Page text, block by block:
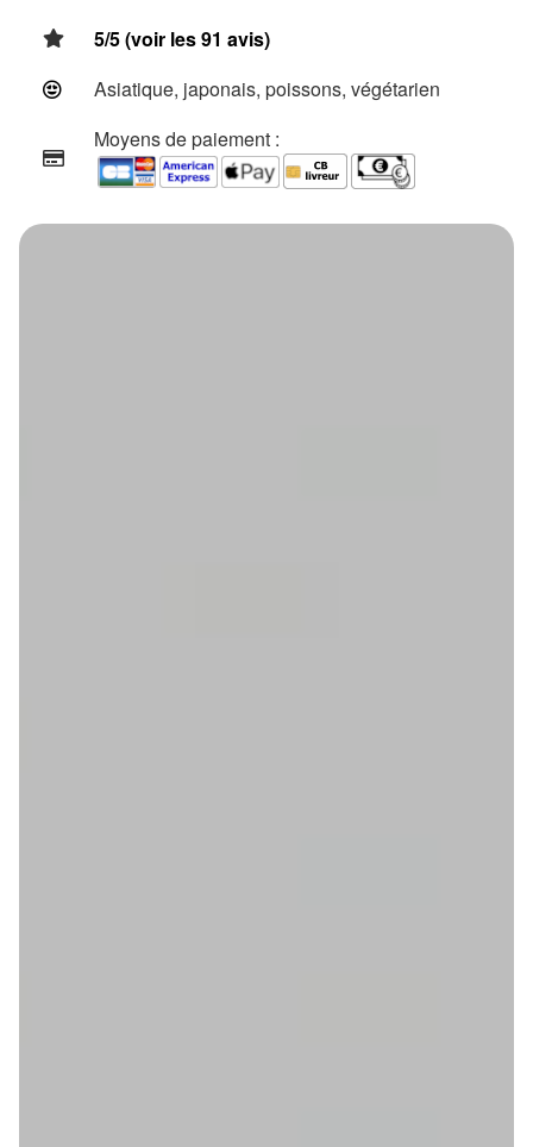
5/5 (voir les 91 avis)
Asiatique, japonais, poissons, végétarien
Moyens de paiement :